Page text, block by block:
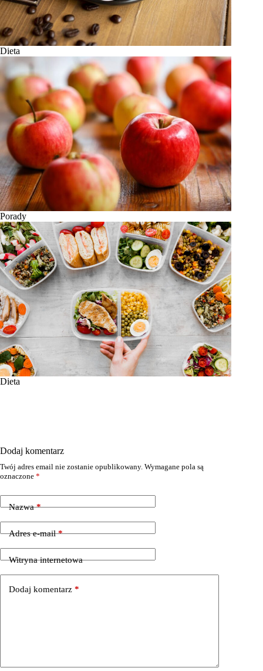
Dieta
Porady
Dieta
Dodaj komentarz
Twój adres email nie zostanie opublikowany. Wymagane pola są
oznaczone *
Nazwa*
Adres e-mail*
Witryna internetowa
Dodaj komentarz *